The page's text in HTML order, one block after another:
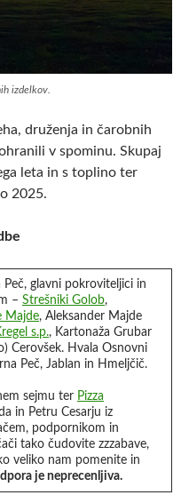
izdelkov.
druženja in čarobnih
v spominu. Skupaj
leta in s toplino ter
2025.
glavni pokroviteljici in
– Strešniki Golob,
Majde, Aleksander Majde
s.p., Kartonaža Grubar
Cerovšek. Hvala Osnovni
Peč, Jablan in Hmeljčič.
sejmu ter Pizza
in Petru Cesarju iz
podpornikom in
tako čudovite zzzabave,
veliko nam pomenite in
je neprecenljiva.